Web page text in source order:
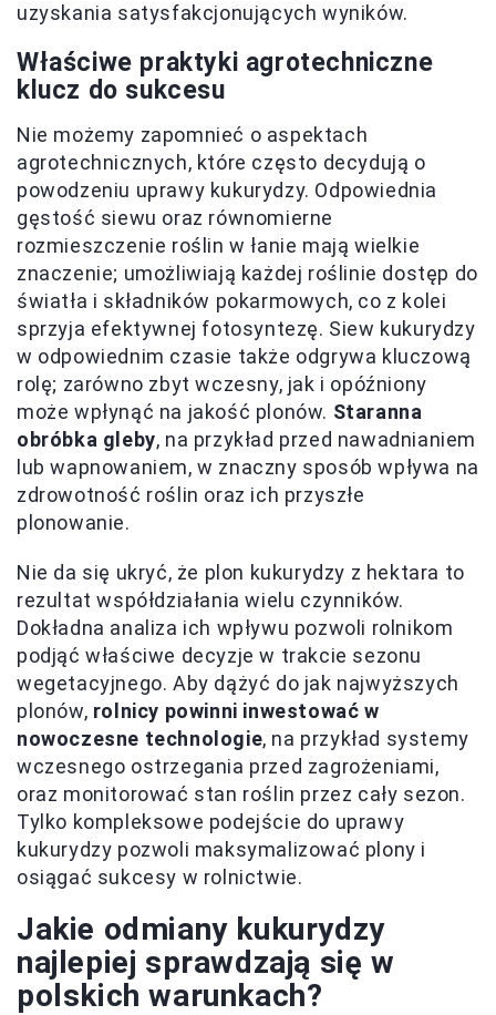
uzyskania satysfakcjonujących wyników.
Właściwe praktyki agrotechniczne
klucz do sukcesu
Nie możemy zapomnieć o aspektach
agrotechnicznych, które często decydują o
powodzeniu uprawy kukurydzy. Odpowiednia
gęstość siewu oraz równomierne
rozmieszczenie roślin w łanie mają wielkie
znaczenie; umożliwiają każdej roślinie dostęp do
światła i składników pokarmowych, co z kolei
sprzyja efektywnej fotosyntezę. Siew kukurydzy
w odpowiednim czasie także odgrywa kluczową
rolę; zarówno zbyt wczesny, jak i opóźniony
może wpłynąć na jakość plonów. Staranna
obróbka gleby, na przykład przed nawadnianiem
lub wapnowaniem, w znaczny sposób wpływa na
zdrowotność roślin oraz ich przyszłe
plonowanie.
Nie da się ukryć, że plon kukurydzy z hektara to
rezultat współdziałania wielu czynników.
Dokładna analiza ich wpływu pozwoli rolnikom
podjąć właściwe decyzje w trakcie sezonu
wegetacyjnego. Aby dążyć do jak najwyższych
plonów, rolnicy powinni inwestować w
nowoczesne technologie, na przykład systemy
wczesnego ostrzegania przed zagrożeniami,
oraz monitorować stan roślin przez cały sezon.
Tylko kompleksowe podejście do uprawy
kukurydzy pozwoli maksymalizować plony i
osiągać sukcesy w rolnictwie.
Jakie odmiany kukurydzy
najlepiej sprawdzają się w
polskich warunkach?